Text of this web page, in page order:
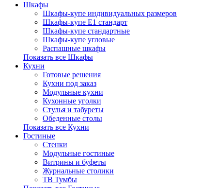
Шкафы
Шкафы-купе индивидуальных размеров
Шкафы-купе Е1 стандарт
Шкафы-купе стандартные
Шкафы-купе угловые
Распашные шкафы
Показать все Шкафы
Кухни
Готовые решения
Кухни под заказ
Модульные кухни
Кухонные уголки
Стулья и табуреты
Обеденные столы
Показать все Кухни
Гостиные
Стенки
Модульные гостиные
Витрины и буфеты
Журнальные столики
ТВ Тумбы